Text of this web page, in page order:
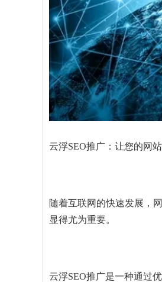
云浮SEO推广：让您的网
随着互联网的快速发展，
显得尤为重要。
云浮SEO推广是一种通过